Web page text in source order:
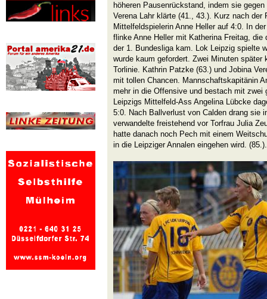
höheren Pausenrückstand, indem sie
Verena Lahr klärte (41., 43.). Kurz nach der
Mittelfeldspielerin Anne Heller auf 4:0. In
flinke Anne Heller mit Katherina Freitag,
der 1. Bundesliga kam. Lok Leipzig spielte
wurde kaum gefordert. Zwei Minuten
Torlinie. Kathrin Patzke (63.) und Jobina
mit tollen Chancen. Mannschaftskapitänin
mehr in die Offensive und bestach mit zwei
Leipzigs Mittelfeld-Ass Angelina Lübcke
5:0. Nach Ballverlust von Calden drang sie
verwandelte freistehend vor Torfrau Julia
hatte danach noch Pech mit einem
in die Leipziger Annalen eingehen wird. (85.).